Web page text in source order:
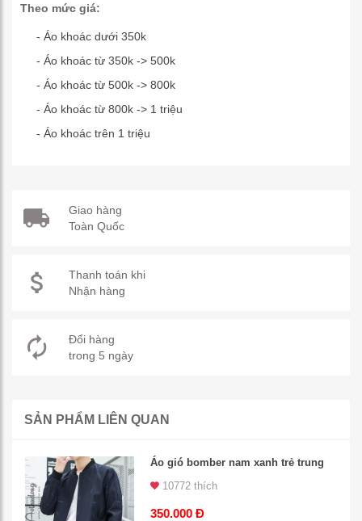
Theo mức giá:
- Áo khoác dưới 350k
- Áo khoác từ 350k -> 500k
- Áo khoác từ 500k -> 800k
- Áo khoác từ 800k -> 1 triệu
- Áo khoác trên 1 triệu
Giao hàng
Toàn Quốc
Thanh toán khi
Nhận hàng
Đổi hàng
trong 5 ngày
SẢN PHẨM LIÊN QUAN
Áo gió bomber nam xanh trẻ trung
10772 thích
350.000 Đ